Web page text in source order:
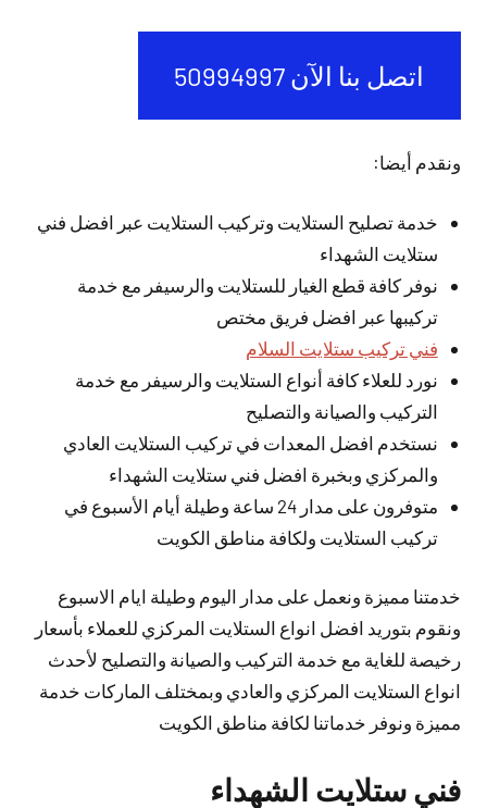
اتصل بنا الآن 50994997
ونقدم أيضا:
خدمة تصليح الستلايت وتركيب الستلايت عبر افضل فني
ستلايت الشهداء
نوفر كافة قطع الغيار للستلايت والرسيفر مع خدمة
تركيبها عبر افضل فريق مختص
فني تركيب ستلايت السلام
نورد للعلاء كافة أنواع الستلايت والرسيفر مع خدمة
التركيب والصيانة والتصليح
نستخدم افضل المعدات في تركيب الستلايت العادي
والمركزي وبخبرة افضل فني ستلايت الشهداء
متوفرون على مدار 24 ساعة وطيلة أيام الأسبوع في
تركيب الستلايت ولكافة مناطق الكويت
خدمتنا مميزة ونعمل على مدار اليوم وطيلة ايام الاسبوع
ونقوم بتوريد افضل انواع الستلايت المركزي للعملاء بأسعار
رخيصة للغاية مع خدمة التركيب والصيانة والتصليح لأحدث
انواع الستلايت المركزي والعادي وبمختلف الماركات خدمة
مميزة ونوفر خدماتنا لكافة مناطق الكويت
فني ستلايت الشهداء